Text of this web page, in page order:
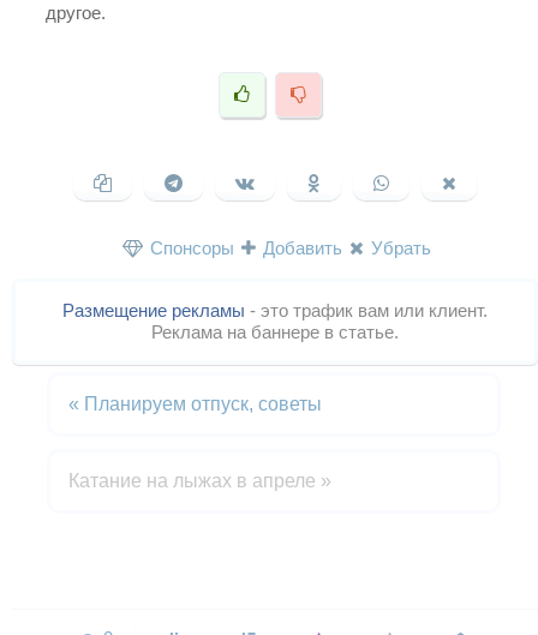
другое.
Спонсоры Добавить Убрать
Размещение рекламы - это трафик вам или клиент.
Реклама на баннере в статье.
« Планируем отпуск, советы
Катание на лыжах в апреле »